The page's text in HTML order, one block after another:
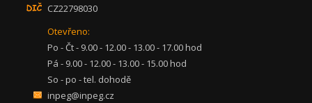
CZ22798030
Otevřeno:
Po - Čt - 9.00 - 12.00 - 13.00 - 17.00 hod
Pá - 9.00 - 12.00 - 13.00 - 15.00 hod
So - po - tel. dohodě
inpeg@inpeg.cz